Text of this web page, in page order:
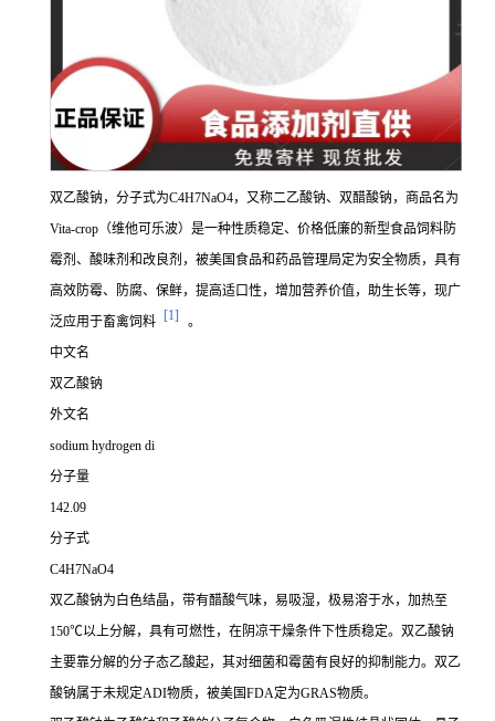
双乙酸钠，分子式为C4H7NaO4，又称二乙酸钠、双醋酸钠，商品名为
Vita-crop（维他可乐波）是一种性质稳定、价格低廉的新型食品饲料防
霉剂、酸味剂和改良剂，被美国食品和药品管理局定为安全物质，具有
高效防霉、防腐、保鲜，提高适口性，增加营养价值，助生长等，现广
泛应用于畜禽饲料 [1]
。
中文名
双乙酸钠
外文名
sodium hydrogen di
分子量
142.09
分子式
C4H7NaO4
双乙酸钠为白色结晶，带有醋酸气味，易吸湿，极易溶于水，加热至
150℃以上分解，具有可燃性，在阴凉干燥条件下性质稳定。双乙酸钠
主要靠分解的分子态乙酸起，其对细菌和霉菌有良好的抑制能力。双乙
酸钠属于未规定ADI物质，被美国FDA定为GRAS物质。